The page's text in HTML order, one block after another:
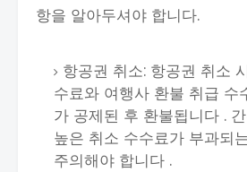
항을 알아두셔야 합니다.
항공권 취소: 항공권 취소
수료와 여행사 환불 취급 수
가 공제된 후 환불됩니다 .
높은 취소 수수료가 부과되
주의해야 합니다 .